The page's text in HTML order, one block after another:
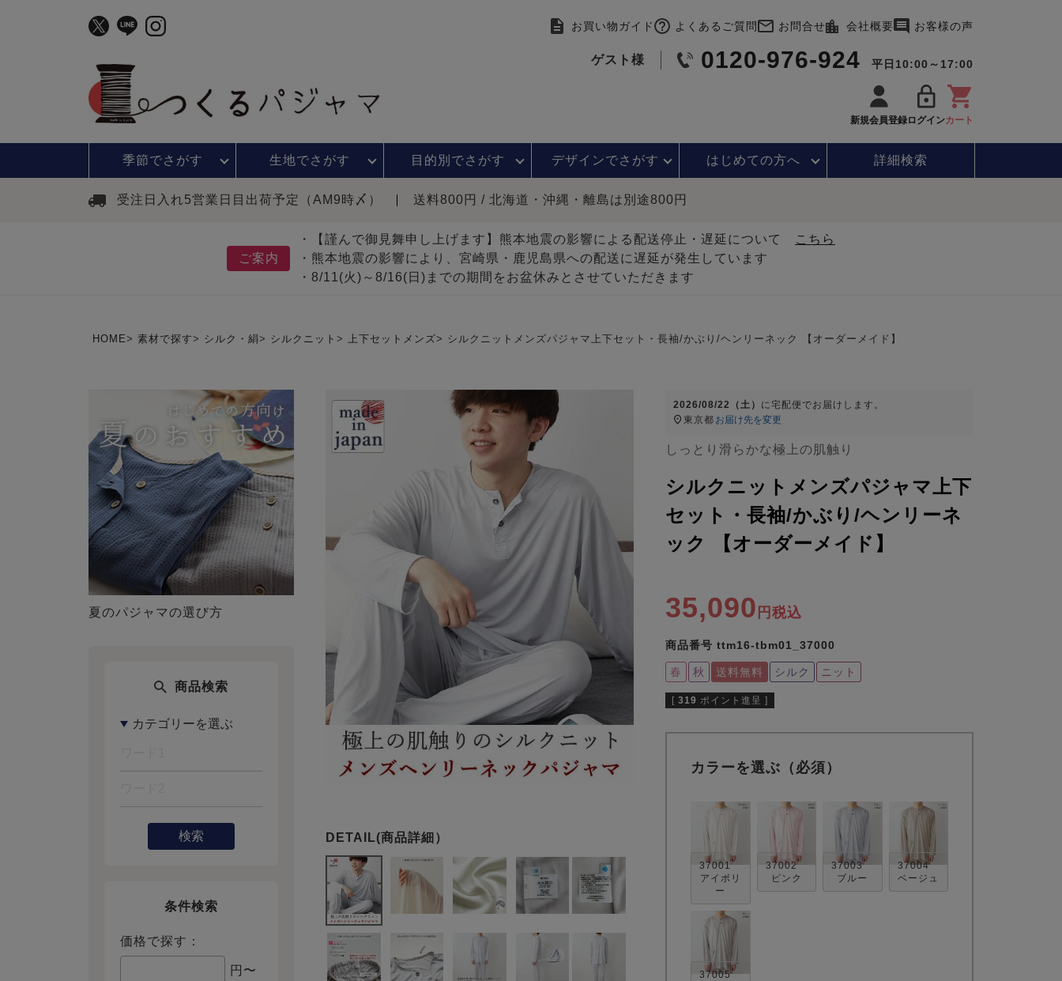
お買い物ガイド よくあるご質問 お問合せ 会社概要 お客様の声
ゲスト様 0120-976-924 平日10:00～17:00
新規会員登録ログインカート
季節でさがす 生地でさがす 目的別でさがす デザインでさがす はじめての方へ 詳細検索
受注日入れ5営業日目出荷予定（AM9時〆） 送料800円 / 北海道・沖縄・離島は別途800円
ご案内
・【謹んで御見舞申し上げます】熊本地震の影響による配送停止・遅延について
こちら
・熊本地震の影響により、宮崎県・鹿児島県への配送に遅延が発生しています
・8/11(火)～8/16(日)までの期間をお盆休みとさせていただきます
HOME 素材で探す シルク・絹 シルクニット 上下セットメンズ シルクニットメンズパジャマ上下セット・長袖/かぶり/ヘンリーネック 【オーダーメイド】
夏のパジャマの選び方
商品検索
検索
条件検索
価格で探す：
円〜
2026/08/22（土） に宅配便 でお届けします。
東京都 お届け先を変更
しっとり滑らかな極上の肌触り
シルクニットメンズパジャマ上下
セット・長袖/かぶり/ヘンリーネ
ック 【オーダーメイド】
35,090 税込
商品番号 ttm16-tbm01_37000
春 秋 送料無料 シルク ニット
[ 319 ポイント進呈 ]
カラーを選ぶ（必須）
37001
アイボリ
ー
37002
ピンク
37003
ブルー
37004
ベージュ
37005